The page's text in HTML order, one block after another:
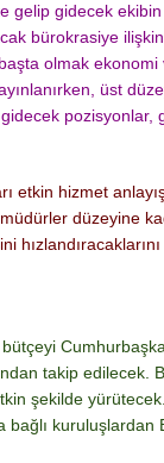
gidecek
bürokrasiye
olmak
üst
etkin hizmet
düzeyine
takip edilecek.
şekilde
kuruluşlardan